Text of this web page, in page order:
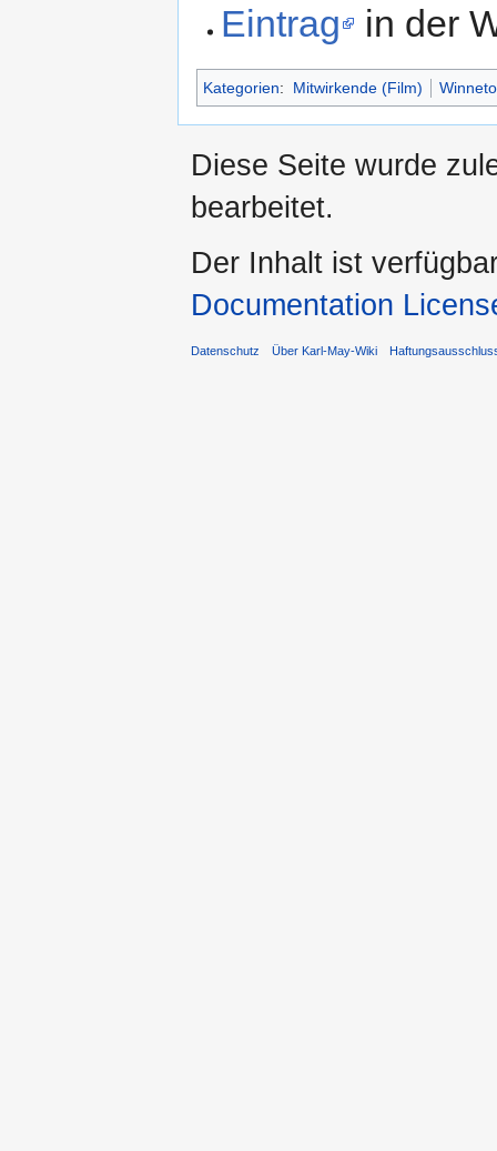
Eintrag in der
Kategorien: Mitwirkende (Film)
Diese Seite wurde
bearbeitet.
Der Inhalt ist
Documentation
Datenschutz Über Karl-May-Wiki